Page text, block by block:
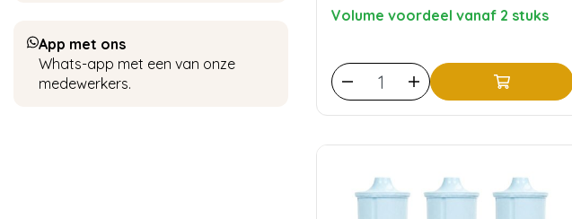
App met ons
Whats-app met een van onze
medewerkers.
Volume voordeel vanaf 2 stuks